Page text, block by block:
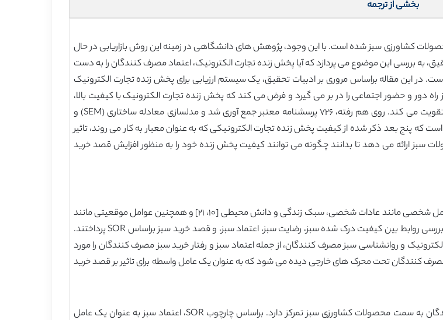
بخشی از ترجمه
کشاورزی سبز شده است. با این وجود، پژوهش های دانشگاهی در زمینه این روش بازاریابی در حال
به بررسی این موضوع می پردازد که آیا پخش زنده تجارت الکترونیک، اعتماد مصرف کنندگان را به دست
در این مقاله براساس مروری بر ادبیات تحقیق، یک سیستم ارزیابی برای پخش زنده تجارت الکترونیک
دور و حضور اجتماعی را در بر می گیرد و فرض می کند که پخش زنده تجارت الکترونیک با کیفیت بالا،
اعتماد سبز مصرف کنندگان را افزایش می دهد و بنابراین، قصد خرید سبز را تقویت می کند. روی هم رفته، ۷۲۶ پرسشنامه معتبر جمع آوری شد و مدلسازی معادله ساختاری (‏SEM)‏ و
که پنج بعد ذکر شده از کیفیت پخش زنده تجارت الکترونیکی که به عنوان معیار به کار می روند، تاثیر
سبز ارائه می دهد تا بدانند چگونه می توانند کیفیت پخش زنده خود را به منظور افزایش قصد خرید
رفتار خرید مصرف کنندگان تحت تاثیر عوامل بالقوه زیادی است، از جمله عوامل شخصی مانند عادات شخصی، سبک زندگی و دانش محیطی [۱۰، ۲۱]‏ و همچنین عوامل موقعیتی مانند
قیمت، هنجارهای اجتماعی و پیام های بازاریابی [‏10]‏. گیل و جیکوب [‏22]‏ به بررسی روابط بین کیفیت درک شده سبز، رضایت سبز، اعتماد سبز، و قصد خرید سبز براساس SOR پرداختند.
خدمات تجارت الکترونیک و روانشناسی سبز مصرف کنندگان، از جمله اعتماد سبز و رفتار خرید سبز مصرف کنندگان را مورد
مصرف کنندگان تحت محرک های خارجی دیده می شود که به عنوان یک عامل واسطه برای تاثیر بر قصد خرید
این پژوهش بر نقش جریان زنده تجارت الکترونیک در قصد خرید مصرف کنندگان به سمت محصولات کشاورزی سبز تمرکز دارد. براساس چارچوب SOR، اعتماد سبز به عنوان یک عامل